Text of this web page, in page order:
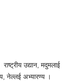
उद्यान, मदुमलाई
नेल्लई अभ्यारण्य ।